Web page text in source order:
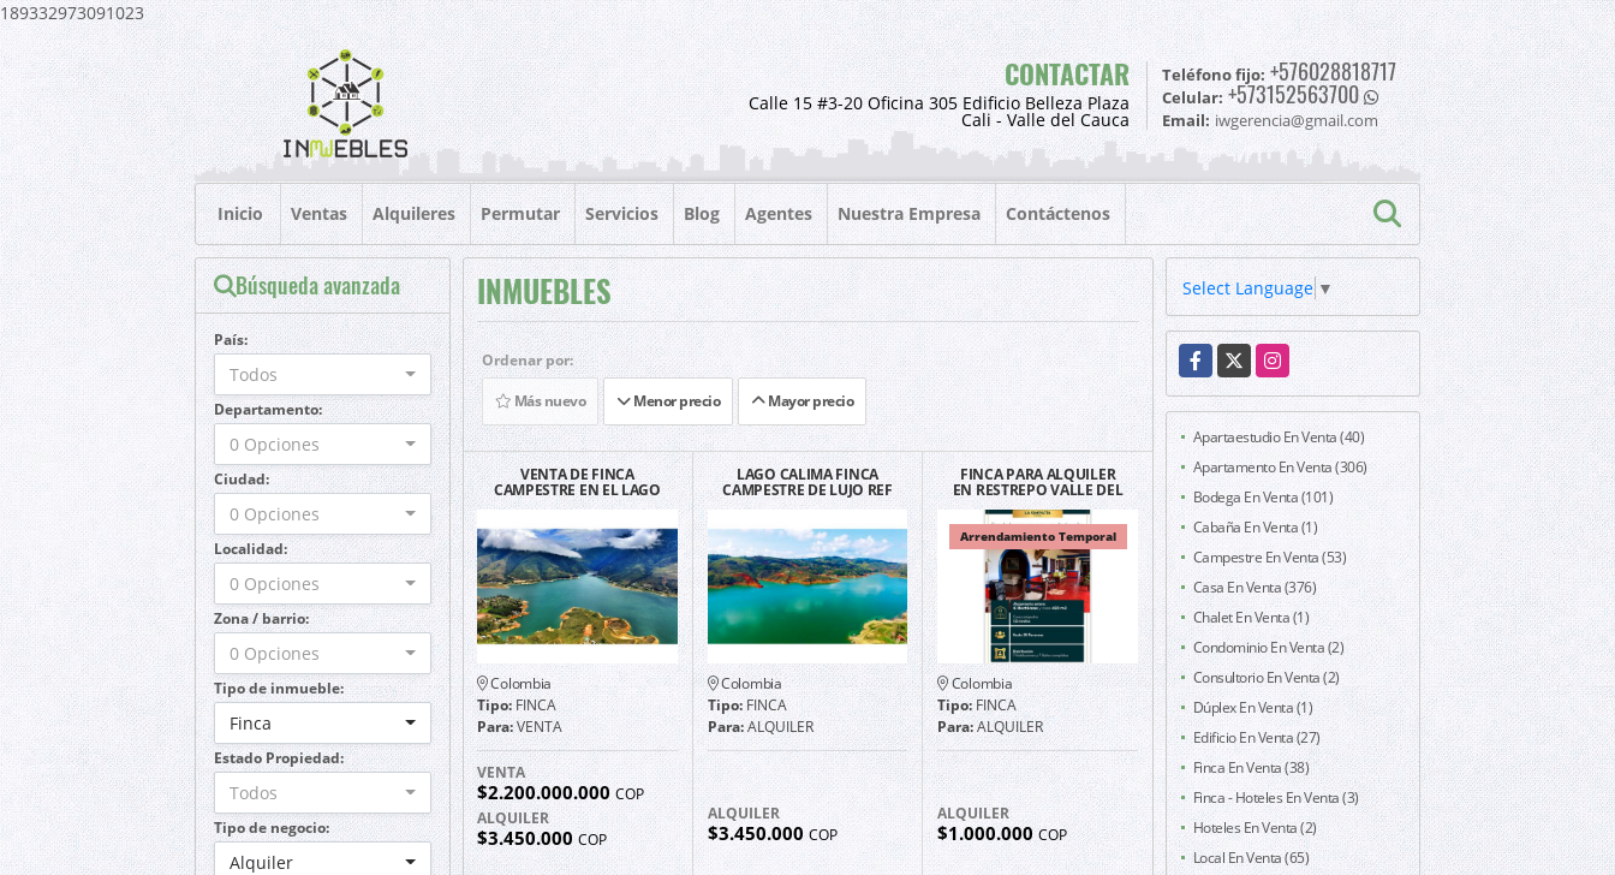
189332973091023
CONTACTAR
Calle 15 #3-20 Oficina 305 Edificio Belleza Plaza
Cali - Valle del Cauca
Teléfono fijo: +576028818717
Celular: +573152563700
Email: iwgerencia@gmail.com
Inicio Ventas Alquileres Permutar Servicios Blog Agentes Nuestra Empresa Contáctenos
Búsqueda avanzada
País:
Todos
Departamento:
0 Opciones
Ciudad:
0 Opciones
Localidad:
0 Opciones
Zona / barrio:
0 Opciones
Tipo de inmueble:
Finca
Estado Propiedad:
Todos
Tipo de negocio:
Alquiler
INMUEBLES
Ordenar por:
Más nuevo
Menor precio Mayor precio
VENTA DE FINCA
CAMPESTRE EN EL LAGO
CALIMA LUJOSA REF
Colombia
Tipo:FINCA
Para:VENTA
VENTA
$2.200.000.000 COP
ALQUILER
$3.450.000COP
LAGO CALIMA FINCA
CAMPESTRE DE LUJO REF
CAL040426 30 PERSONAS
Colombia
Tipo:FINCA
Para:ALQUILER
ALQUILER
$3.450.000 COP
FINCA PARA ALQUILER
EN RESTREPO VALLE DEL
CAUCA DESCANSO X DIAS
Arrendamiento Temporal
Colombia
Tipo: FINCA
Para:ALQUILER
ALQUILER
$1.000.000COP
Select Language ▼
Facebook
X Instagram
Apartaestudio En Venta (40)
Apartamento En Venta (306)
Bodega En Venta (101)
Cabaña En Venta (1)
Campestre En Venta (53)
Casa En Venta (376)
Chalet En Venta (1)
Condominio En Venta (2)
Consultorio En Venta (2)
Dúplex En Venta (1)
Edificio En Venta (27)
Finca En Venta (38)
Finca - Hoteles En Venta (3)
Hoteles En Venta (2)
Local En Venta (65)